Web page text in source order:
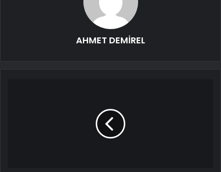
AHMET DEMİREL